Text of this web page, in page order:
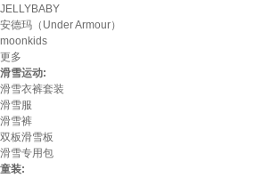
JELLYBABY
安德玛（Under Armour）
moonkids
更多
滑雪运动:
滑雪衣裤套装
滑雪服
滑雪裤
双板滑雪板
滑雪专用包
童装: